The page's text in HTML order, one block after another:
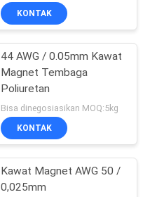
KONTAK
44 AWG / 0.05mm Kawat
Magnet Tembaga
Poliuretan
Bisa dinegosiasikan MOQ:5kg
KONTAK
Kawat Magnet AWG 50 /
0,025mm